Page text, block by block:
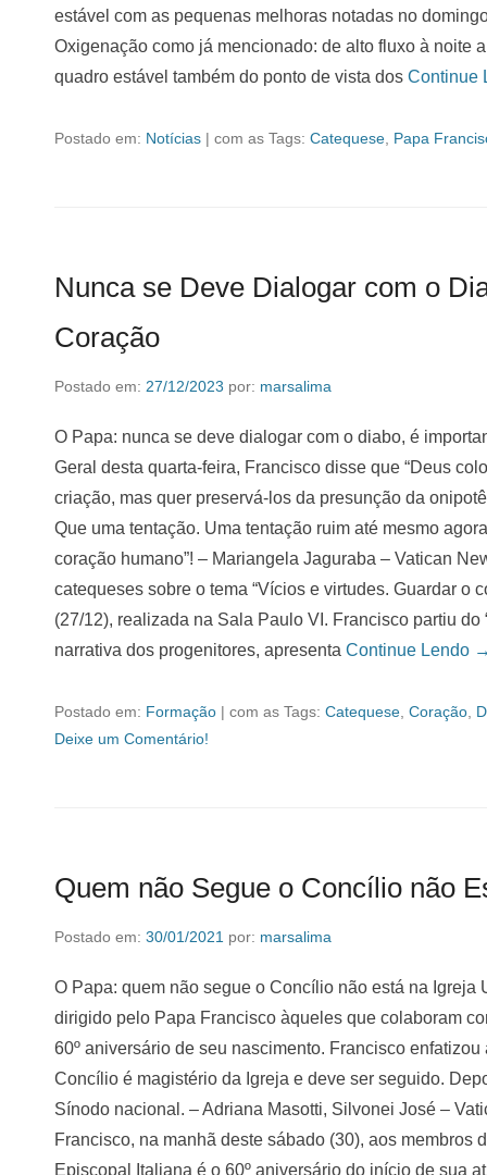
estável com as pequenas melhoras notadas no
Oxigenação como já mencionado: de alto fluxo à noite
quadro estável também do ponto de vista dos Continue
Postado em: Notícias | com as Tags: Catequese Papa
Nunca se Deve Dialogar com o
Coração
Postado em: 27/12/2023 por: marsalima
O Papa: nunca se deve dialogar com o diabo, é
Geral desta quarta-feira, Francisco disse que “Deus
criação, mas quer preservá-los da presunção da
Que uma tentação. Uma tentação ruim até mesmo
coração humano”! – Mariangela Jaguraba – Vatican
catequeses sobre o tema “Vícios e virtudes. Guardar o
(27/12), realizada na Sala Paulo VI. Francisco partiu
narrativa dos progenitores, apresenta Continue Lendo
Postado em: Formação | com as Tags: Catequese Coração
Deixe um Comentário!
Quem não Segue o Concílio não
Postado em: 30/01/2021 por: marsalima
O Papa: quem não segue o Concílio não está na Igreja
dirigido pelo Papa Francisco àqueles que colaboram
60º aniversário de seu nascimento. Francisco
Concílio é magistério da Igreja e deve ser seguido.
Sínodo nacional. – Adriana Masotti, Silvonei José –
Francisco, na manhã deste sábado (30), aos membros
Episcopal Italiana é o 60º aniversário do início de sua